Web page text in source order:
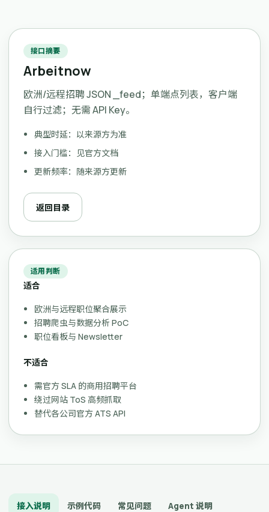
接口摘要
Arbeitnow
欧洲/远程招聘 JSON _feed；单端点列表，客户端
自行过滤；无需 API Key。
典型时延：以来源方为准
接入门槛：见官方文档
更新频率：随来源方更新
返回目录
适用判断
适合
欧洲与远程职位聚合展示
招聘爬虫与数据分析 PoC
职位看板与 Newsletter
不适合
需官方 SLA 的商用招聘平台
绕过网站 ToS 高频抓取
替代各公司官方 ATS API
接入说明 示例代码 常见问题 Agent 说明